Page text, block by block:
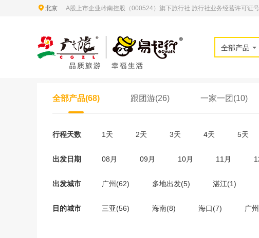
北京 A股上市企业岭南控股（000524）旗下旅行社 旅行社业务经营许可证
全部产品
全部产品(68) 跟团游(26) 一家一团(10)
行程天数 1天 2天 3天 4天 5天
出发日期 08月 09月 10月 11月
出发城市 广州(62) 多地出发(5) 湛江(1)
目的城市 三亚(56) 海南(8) 海口(7) 广